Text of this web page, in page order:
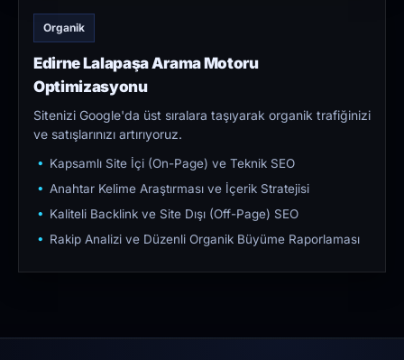
Organik
Edirne Lalapaşa Arama Motoru
Optimizasyonu
Sitenizi Google'da üst sıralara taşıyarak organik trafiğinizi
ve satışlarınızı artırıyoruz.
Kapsamlı Site İçi (On-Page) ve Teknik SEO
Anahtar Kelime Araştırması ve İçerik Stratejisi
Kaliteli Backlink ve Site Dışı (Off-Page) SEO
Rakip Analizi ve Düzenli Organik Büyüme Raporlaması